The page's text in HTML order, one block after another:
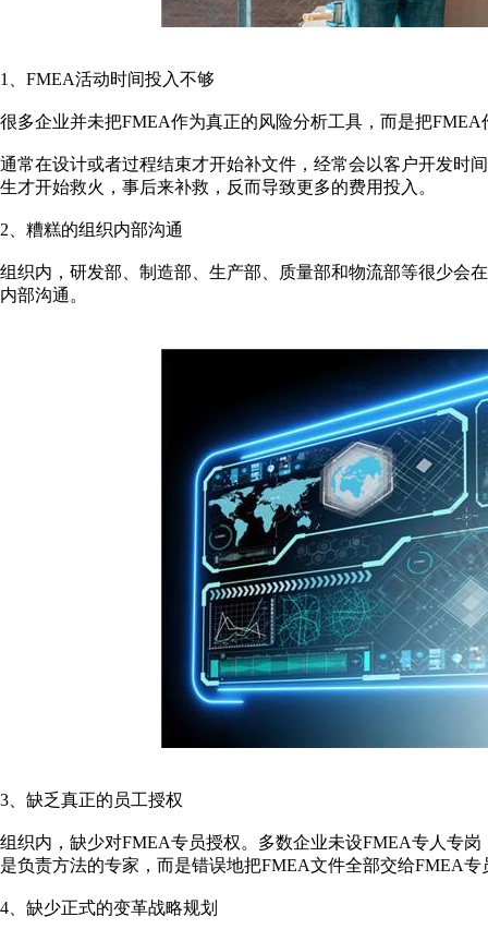
1、FMEA活动时间投入不够
很多企业并未把FMEA作为真正的风险分析工具，而是把
通常在设计或者过程结束才开始补文件，经常会以客户开发时
生才开始救火，事后来补救，反而导致更多的费用投入。
2、糟糕的组织内部沟通
组织内，研发部、制造部、生产部、质量部和物流部等很少会
内部沟通。
3、缺乏真正的员工授权
组织内，缺少对FMEA专员授权。多数企业未设FMEA专人专
是负责方法的专家，而是错误地把FMEA文件全部交给FMEA
4、缺少正式的变革战略规划